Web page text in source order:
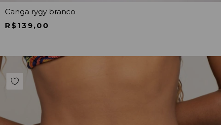
Canga rygy branco
R$139,00